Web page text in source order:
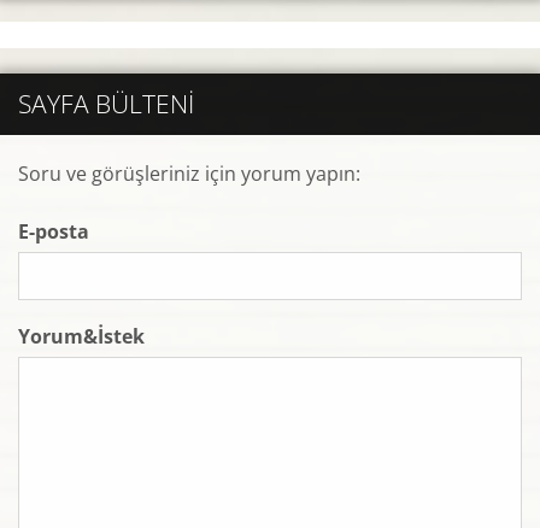
SAYFA BÜLTENI
Soru ve görüşleriniz için yorum yapın:
E-posta
Yorum&İstek